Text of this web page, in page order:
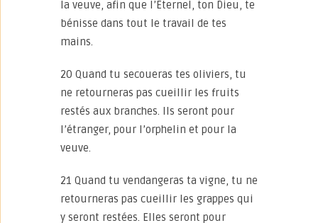
la veuve, afin que l’Eternel, ton Dieu, te
bénisse dans tout le travail de tes
mains.
20 Quand tu secoueras tes oliviers, tu
ne retourneras pas cueillir les fruits
restés aux branches. Ils seront pour
l’étranger, pour l’orphelin et pour la
veuve.
21 Quand tu vendangeras ta vigne, tu ne
retourneras pas cueillir les grappes qui
y seront restées. Elles seront pour